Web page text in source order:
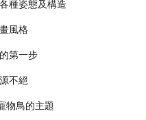
種姿態及構造
風格
第一步
不絕
物鳥的主題